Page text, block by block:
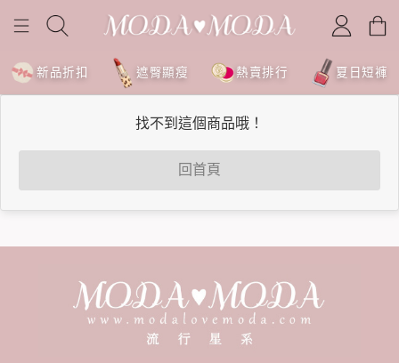
新品折扣 遮臀顯瘦 熱賣排行 夏日短褲
找不到這個商品哦！
回首頁